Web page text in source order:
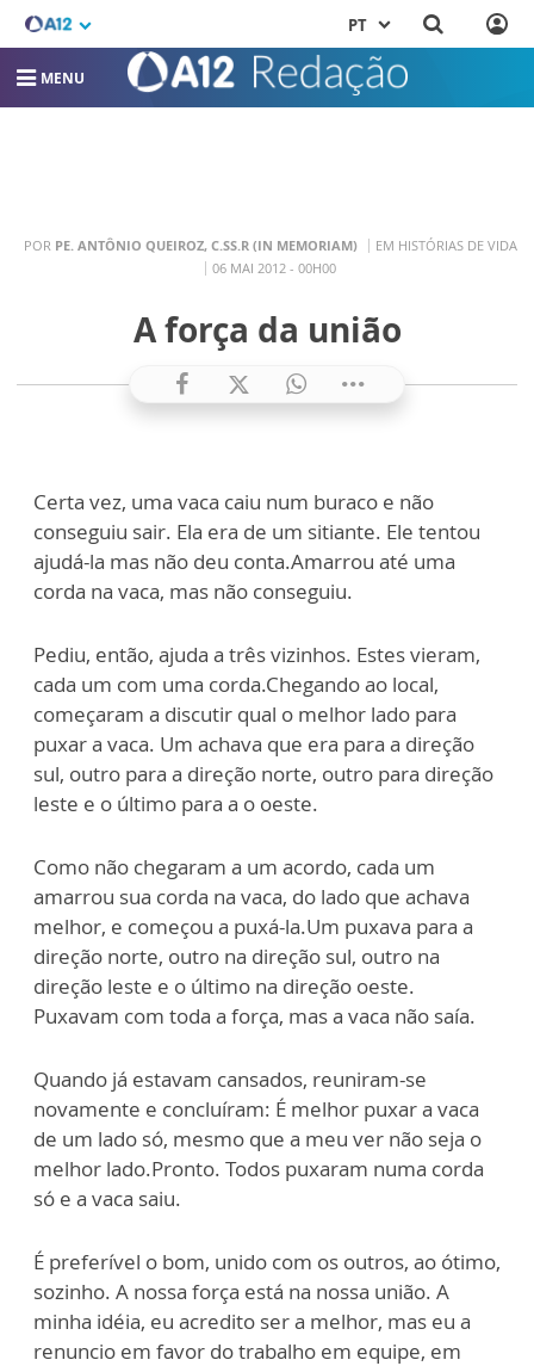
PT
MENU
POR PE. ANTÔNIO QUEIROZ, C.SS.R (IN MEMORIAM)
EM HISTÓRIAS DE VIDA
06 MAI 2012 - 00H00
A força da união
Certa vez, uma vaca caiu num buraco e não
conseguiu sair. Ela era de um sitiante. Ele tentou
ajudá-la mas não deu conta.Amarrou até uma
corda na vaca, mas não conseguiu.
Pediu, então, ajuda a três vizinhos. Estes vieram,
cada um com uma corda.Chegando ao local,
começaram a discutir qual o melhor lado para
puxar a vaca. Um achava que era para a direção
sul, outro para a direção norte, outro para direção
leste e o último para a o oeste.
Como não chegaram a um acordo, cada um
amarrou sua corda na vaca, do lado que achava
melhor, e começou a puxá-la.Um puxava para a
direção norte, outro na direção sul, outro na
direção leste e o último na direção oeste.
Puxavam com toda a força, mas a vaca não saía.
Quando já estavam cansados, reuniram-se
novamente e concluíram: É melhor puxar a vaca
de um lado só, mesmo que a meu ver não seja o
melhor lado.Pronto. Todos puxaram numa corda
só e a vaca saiu.
É preferível o bom, unido com os outros, ao ótimo,
sozinho. A nossa força está na nossa união. A
minha idéia, eu acredito ser a melhor, mas eu a
renuncio em favor do trabalho em equipe, em